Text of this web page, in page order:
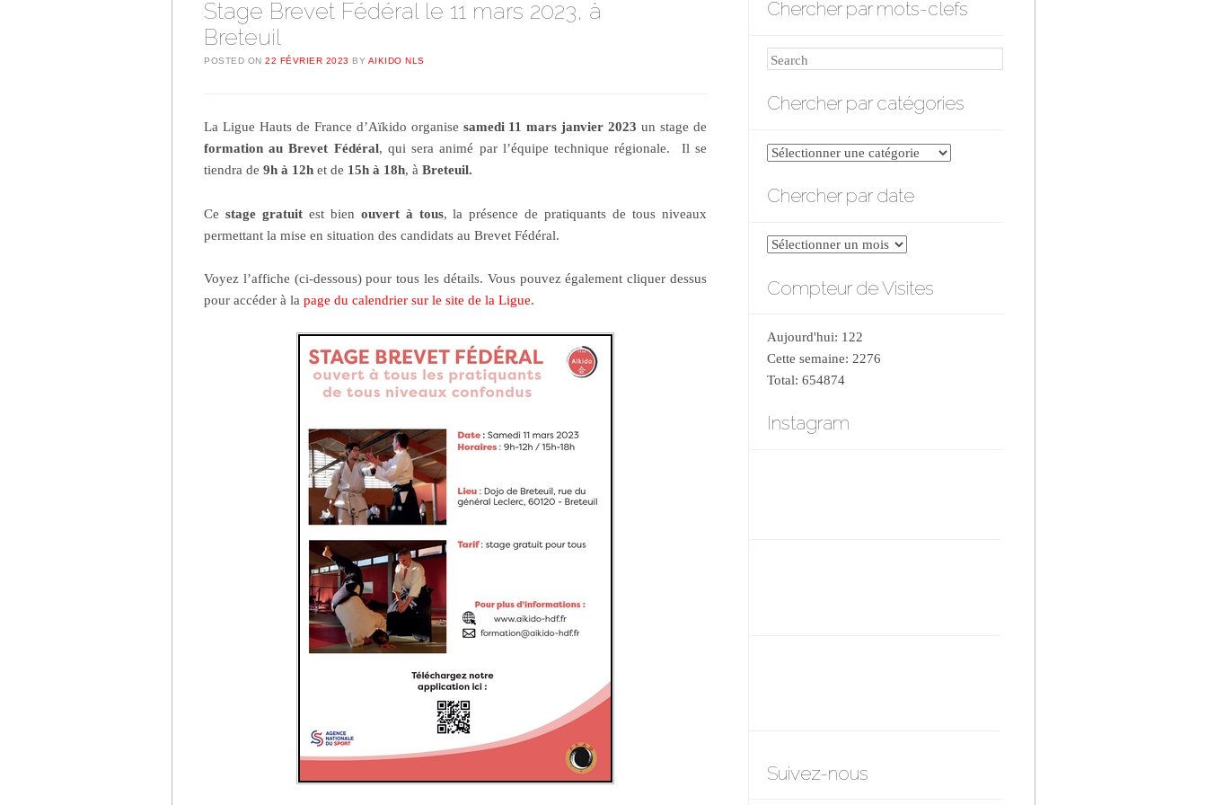
Stage Brevet Fédéral le 11 mars 2023, à
Breteuil
POSTED ON 22 FÉVRIER 2023 BY AIKIDO NLS
La Ligue Hauts de France d’Aïkido organise samedi 11 mars janvier 2023 un stage de
formation au Brevet Fédéral, qui sera animé par l’équipe technique régionale. Il se
tiendra de 9h à 12h et de 15h à 18h, à Breteuil.
Ce stage gratuitest bien ouvert à tous, la présence de pratiquants de tous niveaux
permettant la mise en situation des candidats au Brevet Fédéral.
Voyez l’affiche (ci-dessous) pour tous les détails. Vous pouvez également cliquer dessus
pour accéder à la page du calendrier sur le site de la Ligue.
Chercher par mots-clefs
Search
Chercher par catégories
Chercher
catégories
Chercher par date
Chercher
date
Compteur de Visites
Aujourd'hui: 122
Cette semaine: 2276
Total: 654874
Instagram
Suivez-nous